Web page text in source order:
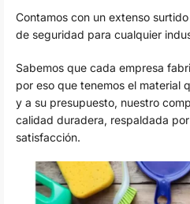
Contamos con un extenso
de seguridad para cualquier
Sabemos que cada empresa
por eso que tenemos el material
y a su presupuesto, nuestro
calidad duradera, respaldada
satisfacción.